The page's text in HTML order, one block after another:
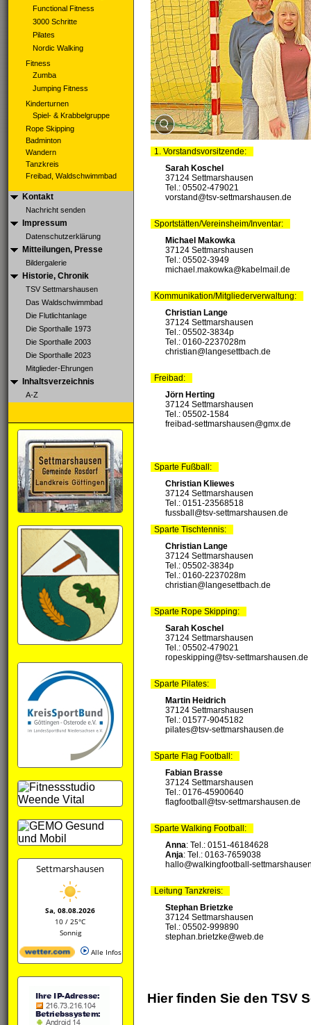
Functional Fitness
3000 Schritte
Pilates
Nordic Walking
Fitness
Zumba
Jumping Fitness
Kinderturnen
Spiel- & Krabbelgruppe
Rope Skipping
Badminton
Wandern
Tanzkreis
Freibad, Waldschwimmbad
Kontakt
Nachricht senden
Impressum
Datenschutzerklärung
Mitteilungen, Presse
Bildergalerie
Historie, Chronik
TSV Settmarshausen
Das Waldschwimmbad
Die Flutlichtanlage
Die Sporthalle 1973
Die Sporthalle 2003
Die Sporthalle 2023
Mitglieder-Ehrungen
Inhaltsverzeichnis
A-Z
1. Vorstandsvorsitzende:
Sarah Koschel
37124 Settmarshausen
Tel.: 05502-479021
vorstand@tsv-settmarshausen.de
Sportstätten/Vereinsheim/Inventar:
Michael Makowka
37124 Settmarshausen
Tel.: 05502-3949
michael.makowka@kabelmail.de
Kommunikation/Mitgliederverwaltung:
Christian Lange
37124 Settmarshausen
Tel.: 05502-3834p
Tel.: 0160-2237028‬m
christian@langesettbach.de
Freibad:
Jörn Herting
37124 Settmarshausen
Tel.: 05502-1584
freibad-settmarshausen@gmx.de
Sparte Fußball:
Christian Kliewes
37124 Settmarshausen
Tel.: 0151-23568518
fussball@tsv-settmarshausen.de
Sparte Tischtennis:
Christian Lange
37124 Settmarshausen
Tel.: 05502-3834p
Tel.: 0160-2237028‬m
christian@langesettbach.de
Sparte Rope Skipping:
Sarah Koschel
37124 Settmarshausen
Tel.: 05502-479021
ropeskipping@tsv-settmarshausen.de
Sparte Pilates:
Martin Heidrich
37124 Settmarshausen
Tel.: 01577-9045182
pilates@tsv-settmarshausen.de
Sparte Flag Football:
Fabian Brasse
37124 Settmarshausen
Tel.: 0176-45900640
flagfootball@tsv-settmarshausen.de
Sparte Walking Football:
Anna: Tel.: 0151-46184628
Anja: Tel.: 0163-7659038
hallo@walkingfootball-
Leitung Tanzkreis:
Stephan Brietzke
37124 Settmarshausen
Tel.: 05502-999890
stephan.brietzke@web.de
Hier finden Sie den TSV
Settmarshausen
Sa, 08.08.2026
10 / 25°C
Sonnig
Alle Infos